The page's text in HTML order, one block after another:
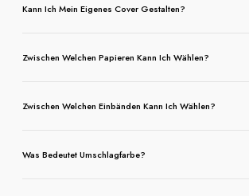
Kann Ich Mein Eigenes Cover Gestalten?
Zwischen Welchen Papieren Kann Ich Wählen?
Zwischen Welchen Einbänden Kann Ich Wählen?
Was Bedeutet Umschlagfarbe?